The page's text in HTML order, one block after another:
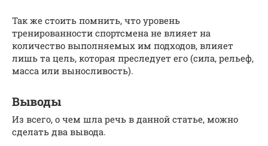
Так же стоить помнить, что уровень
тренированности спортсмена не влияет на
количество выполняемых им подходов, влияет
лишь та цель, которая преследует его (сила, рельеф,
масса или выносливость).
Выводы
Из всего, о чем шла речь в данной статье, можно
сделать два вывода.